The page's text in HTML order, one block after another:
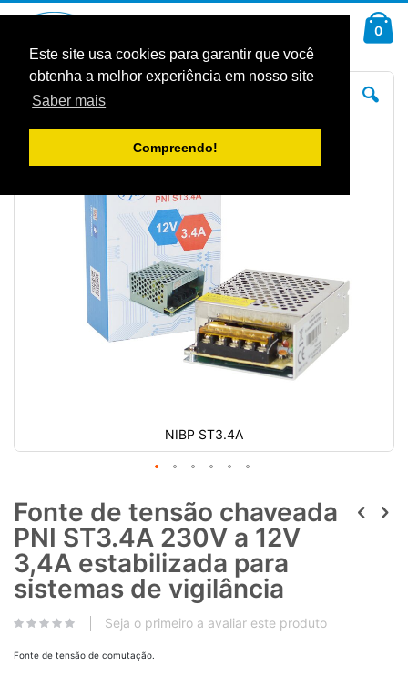
Este site usa cookies para garantir que você
obtenha a melhor experiência em nosso site
Saber mais
Compreendo!
Conteúdo
0
Saltar
NIBP ST3.4A
Fonte de tensão chaveada
PNI ST3.4A 230V a 12V
3,4A estabilizada para
sistemas de vigilância
Seja o primeiro a avaliar este produto
Fonte de tensão de comutação.